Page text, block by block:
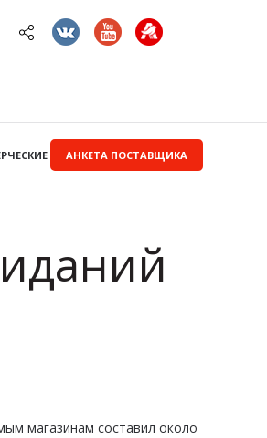
АНКЕТА ПОСТАВЩИКА
ЗАКУПКИ
магазинам составил около